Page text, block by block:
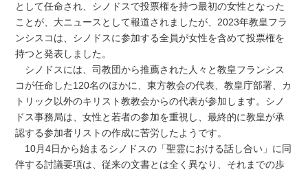
として任命され、シノドスで投票権を持つ最初の女性となった
ことが、大ニュースとして報道されましたが、2023年教皇フラ
ンシスコは、シノドスに参加する全員が女性を含めて投票権を
持つと発表しました。
シノドスには、司教団から推薦された人々と教皇フランシス
コが任命した120名のほかに、東方教会の代表、教皇庁部署、カ
トリック以外のキリスト教教会からの代表が参加します。シノ
ドス事務局は、女性と若者の参加を重視し、最終的に教皇が承
認する参加者リストの作成に苦労したようです。
10月4日から始まるシノドスの「聖霊における話し合い」に同
伴する討議要項は、従来の文書とは全く異なり、それまでの歩